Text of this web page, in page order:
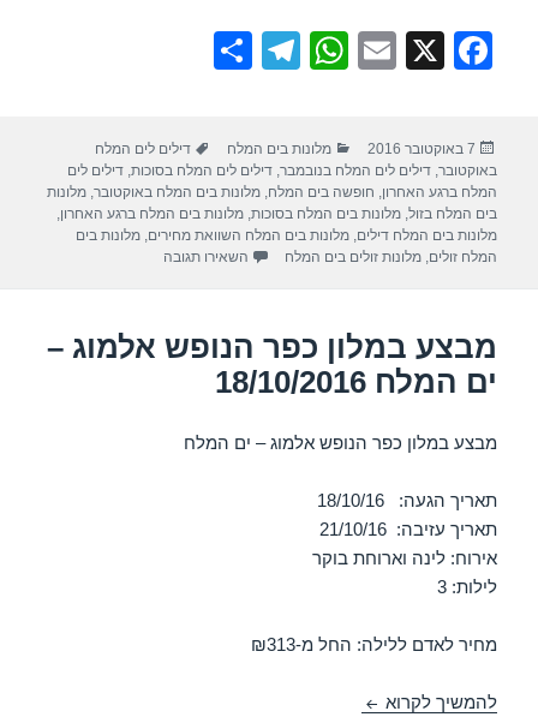
F
e
b
o
X
E
W
s
A
p
T
gr
a
m
e
פורסם
בתאריך
7 באוקטובר 2016 קטגוריות
מלונות בים המלח תגיות
דילים לים המלח
באוקטובר ,דילים לים המלח בנובמבר ,דילים לים המלח בסוכות ,דילים לים
המלח ברגע האחרון חופשה בים המלח ,מלונות בים המלח באוקטובר ,מלונות
בים המלח בזול ,מלונות בים המלח בסוכות ,מלונות בים המלח ברגע האחרון
מלונות בים המלח דילים ,מלונות בים המלח השוואת מחירים ,מלונות בים
המלח זולים ,מלונות זולים בים המלח השאירו תגובה
מבצע במלון כפר הנופש אלמוג –
ים המלח 18/10/2016
מבצע במלון כפר הנופש אלמוג – ים המלח
תאריך הגעה: 18/10/16
תאריך עזיבה: 21/10/16
אירוח: לינה וארוחת בוקר
לילות: 3
מחיר לאדם ללילה: החל מ-₪313
להמשיך לקרוא מבצע במלון כפר הנופש אלמוג – ים המלח 18/10/2016